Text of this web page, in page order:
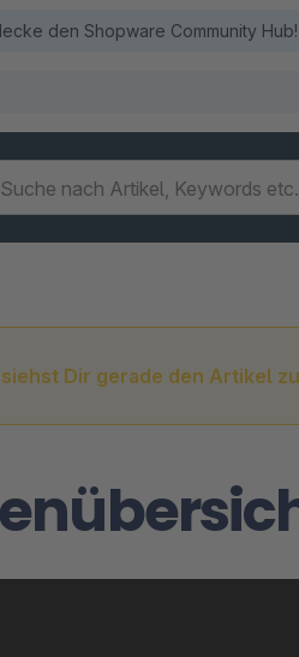
den Shopware Community Hub!
Dir gerade den Artikel